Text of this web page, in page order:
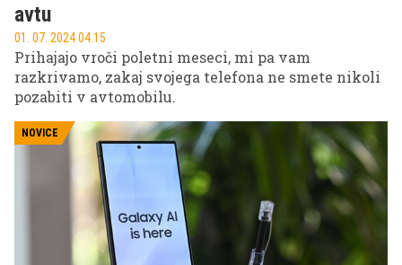
avtu
01. 07. 2024 04.15
Prihajajo vroči poletni meseci, mi pa vam
razkrivamo, zakaj svojega telefona ne smete nikoli
pozabiti v avtomobilu.
NOVICE